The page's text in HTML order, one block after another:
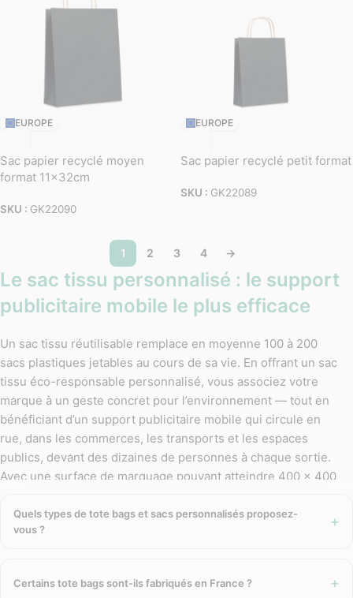
EUROPE
Sac papier recyclé moyen
format 11x32cm
SKU : GK22090
EUROPE
Sac papier recyclé petit format
SKU : GK22089
1 2 3 4 →
Le sac tissu personnalisé : le support
publicitaire mobile le plus efficace
Un sac tissu réutilisable remplace en moyenne 100 à 200
sacs plastiques jetables au cours de sa vie. En offrant un sac
tissu éco-responsable personnalisé, vous associez votre
marque à un geste concret pour l’environnement — tout en
bénéficiant d’un support publicitaire mobile qui circule en
rue, dans les commerces, les transports et les espaces
publics, devant des dizaines de personnes à chaque sortie.
Avec une surface de marquage pouvant atteindre 400 × 400
grande zone de visibilité du catalogue.
(certifié GOTS), coton recyclé (certifié amfori BSCI), chanvre,
Quels types de tote bags et sacs personnalisés proposez-
vous ?
Certains tote bags sont-ils fabriqués en France ?